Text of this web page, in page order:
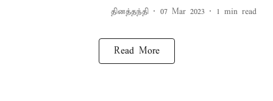
தினத்தந்தி 07 Mar 2023 1 min read
Read More